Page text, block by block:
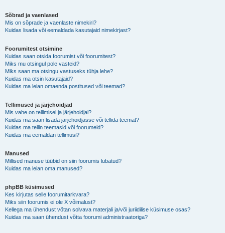
Sõbrad ja vaenlased
Mis on sõprade ja vaenlaste nimekiri?
Kuidas lisada või eemaldada kasutajaid nimekirjast?
Foorumitest otsimine
Kuidas saan otsida foorumist või foorumitest?
Miks mu otsingul pole vasteid?
Miks saan ma otsingu vastuseks tühja lehe?
Kuidas ma otsin kasutajaid?
Kuidas ma leian omaenda postitused või teemad?
Tellimused ja järjehoidjad
Mis vahe on tellimisel ja järjehoidjal?
Kuidas ma saan lisada järjehoidjasse või tellida teemat?
Kuidas ma tellin teemasid või foorumeid?
Kuidas ma eemaldan tellimusi?
Manused
Millised manuse tüübid on siin foorumis lubatud?
Kuidas ma leian oma manused?
phpBB küsimused
Kes kirjutas selle foorumitarkvara?
Miks siin foorumis ei ole X võimalust?
Kellega ma ühendust võtan solvava materjali ja/või juriidilise küsimuse osas?
Kuidas ma saan ühendust võtta foorumi administraatoriga?